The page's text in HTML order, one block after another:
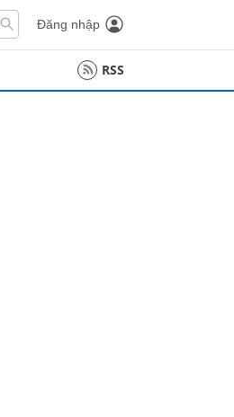
Đăng nhập
RSS